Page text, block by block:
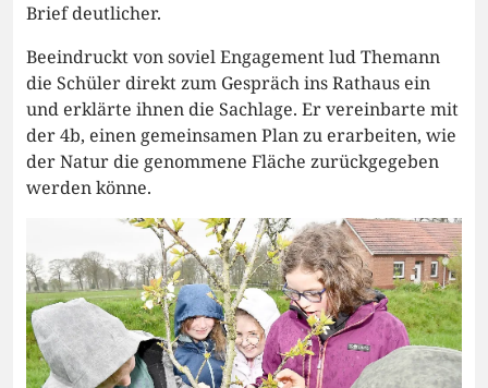
Brief deutlicher.
Beeindruckt von soviel Engagement lud Themann
die Schüler direkt zum Gespräch ins Rathaus ein
und erklärte ihnen die Sachlage. Er vereinbarte mit
der 4b, einen gemeinsamen Plan zu erarbeiten, wie
der Natur die genommene Fläche zurückgegeben
werden könne.